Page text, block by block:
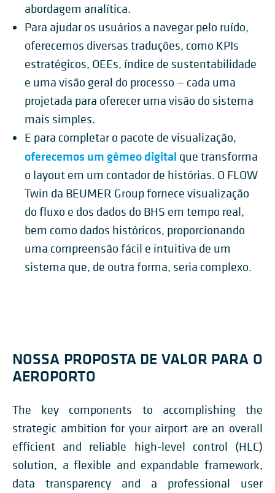
abordagem analítica.
Para ajudar os usuários a navegar pelo ruído,
oferecemos diversas traduções, como KPIs
estratégicos, OEEs, índice de sustentabilidade
e uma visão geral do processo — cada uma
projetada para oferecer uma visão do sistema
mais simples.
E para completar o pacote de visualização,
oferecemos um gêmeo digital que transforma
o layout em um contador de histórias. O FLOW
Twin da BEUMER Group fornece visualização
do fluxo e dos dados do BHS em tempo real,
bem como dados históricos, proporcionando
uma compreensão fácil e intuitiva de um
sistema que, de outra forma, seria complexo.
NOSSA PROPOSTA DE VALOR PARA O
AEROPORTO
The key components to accomplishing the
strategic ambition for your airport are an overall
efficient and reliable high-level control (HLC)
solution, a flexible and expandable framework,
data transparency and a professional user